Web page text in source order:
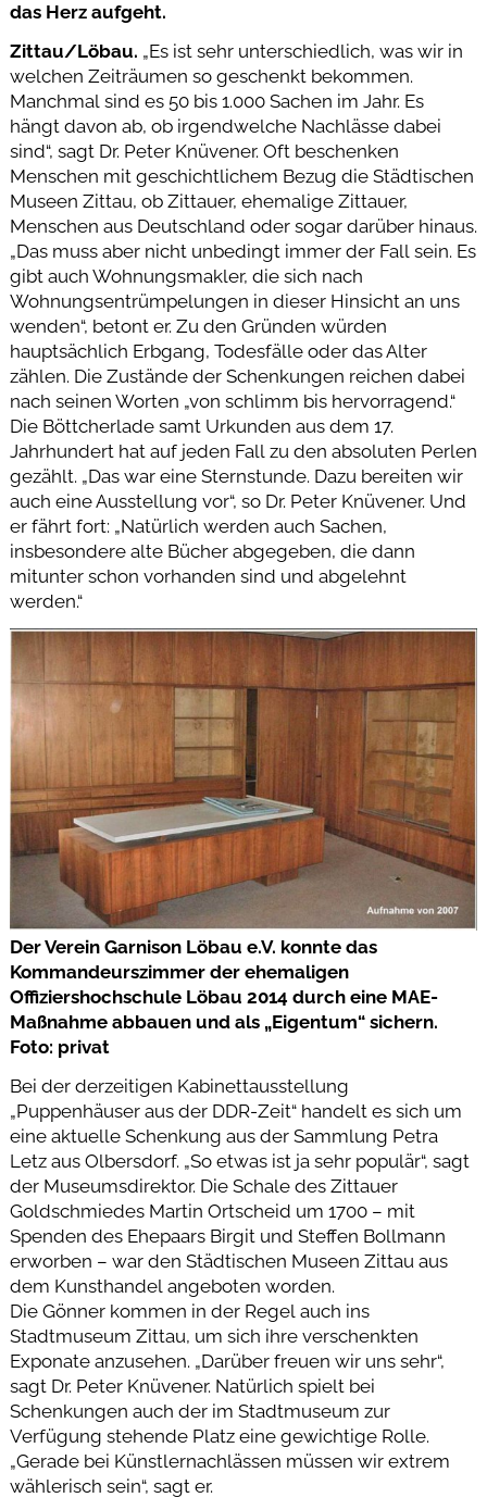
das Herz aufgeht.
Zittau/Löbau. „Es ist sehr unterschiedlich, was wir in
welchen Zeiträumen so geschenkt bekommen.
Manchmal sind es 50 bis 1.000 Sachen im Jahr. Es
hängt davon ab, ob irgendwelche Nachlässe dabei
sind“, sagt Dr. Peter Knüvener. Oft beschenken
Menschen mit geschichtlichem Bezug die Städtischen
Museen Zittau, ob Zittauer, ehemalige Zittauer,
Menschen aus Deutschland oder sogar darüber hinaus.
„Das muss aber nicht unbedingt immer der Fall sein. Es
gibt auch Wohnungsmakler, die sich nach
Wohnungsentrümpelungen in dieser Hinsicht an uns
wenden“, betont er. Zu den Gründen würden
hauptsächlich Erbgang, Todesfälle oder das Alter
zählen. Die Zustände der Schenkungen reichen dabei
nach seinen Worten „von schlimm bis hervorragend.“
Die Böttcherlade samt Urkunden aus dem 17.
Jahrhundert hat auf jeden Fall zu den absoluten Perlen
gezählt. „Das war eine Sternstunde. Dazu bereiten wir
auch eine Ausstellung vor“, so Dr. Peter Knüvener. Und
er fährt fort: „Natürlich werden auch Sachen,
insbesondere alte Bücher abgegeben, die dann
mitunter schon vorhanden sind und abgelehnt
werden.“
Der Verein Garnison Löbau e.V. konnte das
Kommandeurszimmer der ehemaligen
Offiziershochschule Löbau 2014 durch eine MAE-
Maßnahme abbauen und als „Eigentum“ sichern.
Foto: privat
Bei der derzeitigen Kabinettausstellung
„Puppenhäuser aus der DDR-Zeit“ handelt es sich um
eine aktuelle Schenkung aus der Sammlung Petra
Letz aus Olbersdorf. „So etwas ist ja sehr populär“, sagt
der Museumsdirektor. Die Schale des Zittauer
Goldschmiedes Martin Ortscheid um 1700 – mit
Spenden des Ehepaars Birgit und Steffen Bollmann
erworben – war den Städtischen Museen Zittau aus
dem Kunsthandel angeboten worden.
Die Gönner kommen in der Regel auch ins
Stadtmuseum Zittau, um sich ihre verschenkten
Exponate anzusehen. „Darüber freuen wir uns sehr“,
sagt Dr. Peter Knüvener. Natürlich spielt bei
Schenkungen auch der im Stadtmuseum zur
Verfügung stehende Platz eine gewichtige Rolle.
„Gerade bei Künstlernachlässen müssen wir extrem
wählerisch sein“, sagt er.